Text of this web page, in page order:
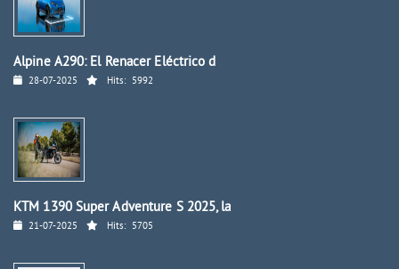
Alpine A290: El Renacer Eléctrico d
28-07-2025 Hits: 5992
KTM 1390 Super Adventure S 2025, la
21-07-2025 Hits: 5705